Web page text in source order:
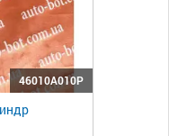
46010A010P